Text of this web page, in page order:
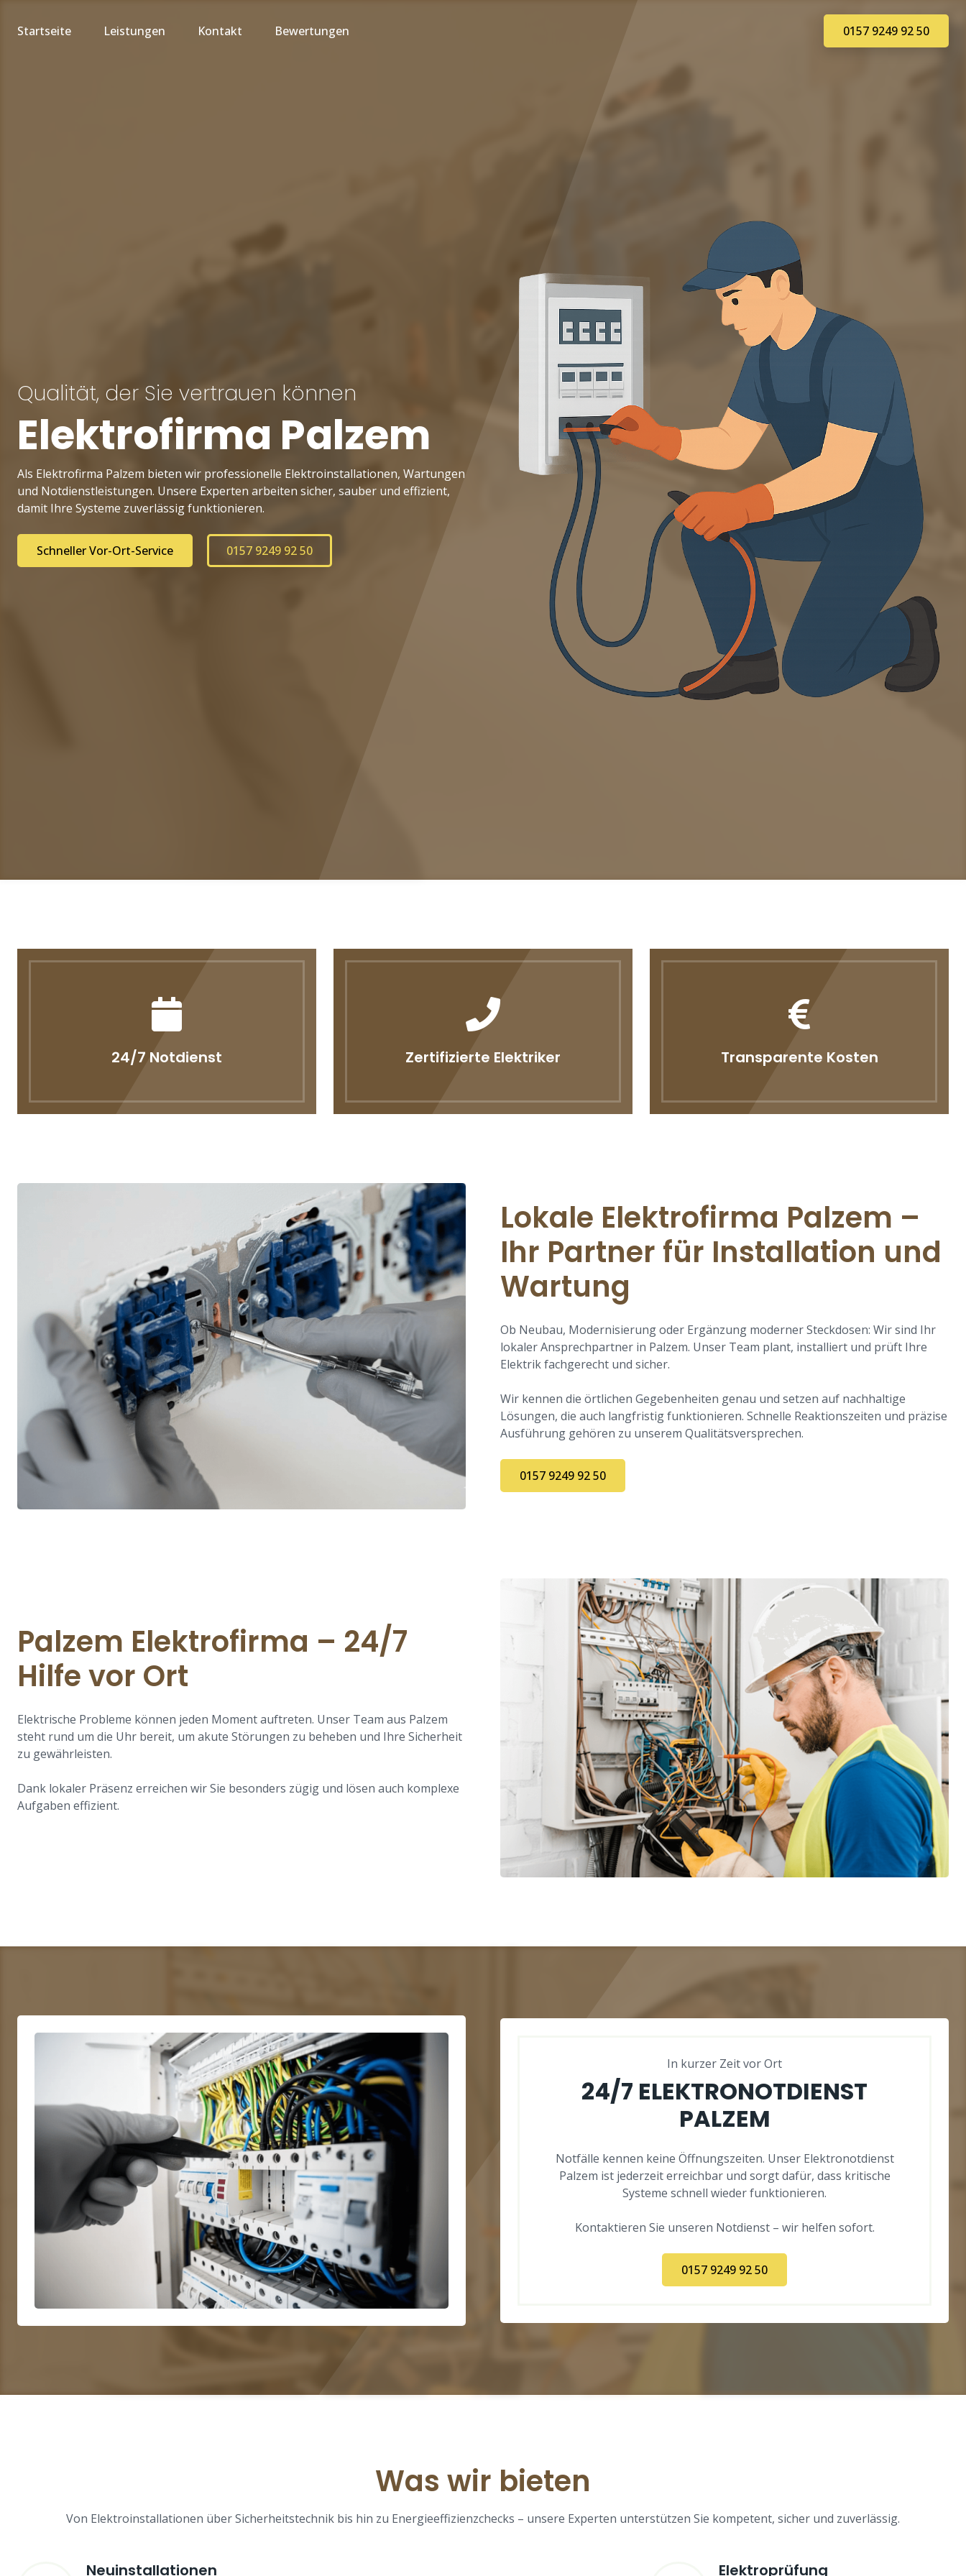
Startseite Leistungen Kontakt Bewertungen 0157 9249 92 50
Qualität, der Sie vertrauen können
Elektrofirma Palzem
Als Elektrofirma Palzem bieten wir professionelle Elektroinstallationen, Wartungen
und Notdienstleistungen. Unsere Experten arbeiten sicher, sauber und effizient,
damit Ihre Systeme zuverlässig funktionieren.
Schneller Vor-Ort-Service 0157 9249 92 50
24/7 Notdienst Zertifizierte Elektriker Transparente Kosten
Lokale Elektrofirma Palzem –
Ihr Partner für Installation und
Wartung
Ob Neubau, Modernisierung oder Ergänzung moderner Steckdosen: Wir sind Ihr
lokaler Ansprechpartner in Palzem. Unser Team plant, installiert und prüft Ihre
Elektrik fachgerecht und sicher.
Wir kennen die örtlichen Gegebenheiten genau und setzen auf nachhaltige
Lösungen, die auch langfristig funktionieren. Schnelle Reaktionszeiten und präzise
Ausführung gehören zu unserem Qualitätsversprechen.
0157 9249 92 50
Palzem Elektrofirma – 24/7
Hilfe vor Ort
Elektrische Probleme können jeden Moment auftreten. Unser Team aus Palzem
steht rund um die Uhr bereit, um akute Störungen zu beheben und Ihre Sicherheit
zu gewährleisten.
Dank lokaler Präsenz erreichen wir Sie besonders zügig und lösen auch komplexe
Aufgaben effizient.
In kurzer Zeit vor Ort
24/7 ELEKTRONOTDIENST
PALZEM
Notfälle kennen keine Öffnungszeiten. Unser Elektronotdienst
Palzem ist jederzeit erreichbar und sorgt dafür, dass kritische
Systeme schnell wieder funktionieren.
Kontaktieren Sie unseren Notdienst – wir helfen sofort.
0157 9249 92 50
Was wir bieten
Von Elektroinstallationen über Sicherheitstechnik bis hin zu Energieeffizienzchecks – unsere Experten unterstützen Sie kompetent, sicher und zuverlässig.
Neuinstallationen Elektroprüfung